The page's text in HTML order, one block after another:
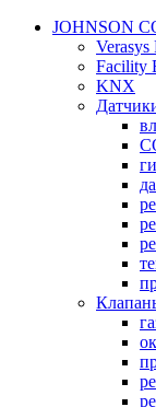
JOHNSON
Facility
KNX